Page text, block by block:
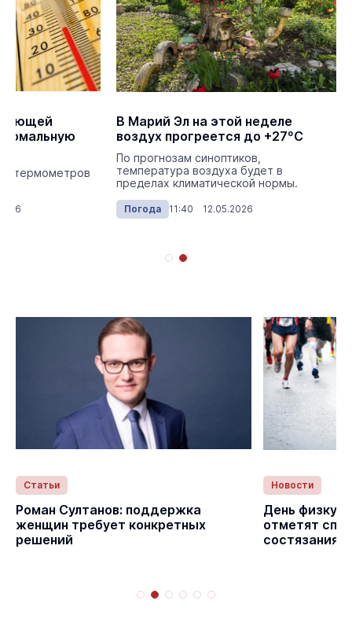
термометров
В Марий Эл на этой неделе
воздух прогреется до +27ºС
По прогнозам синоптиков,
температура воздуха будет в
пределах климатической нормы.
Погода 11:40 12.05.2026
Статьи
Роман Султанов: поддержка
женщин требует конкретных
решений
Новости
День
отметят